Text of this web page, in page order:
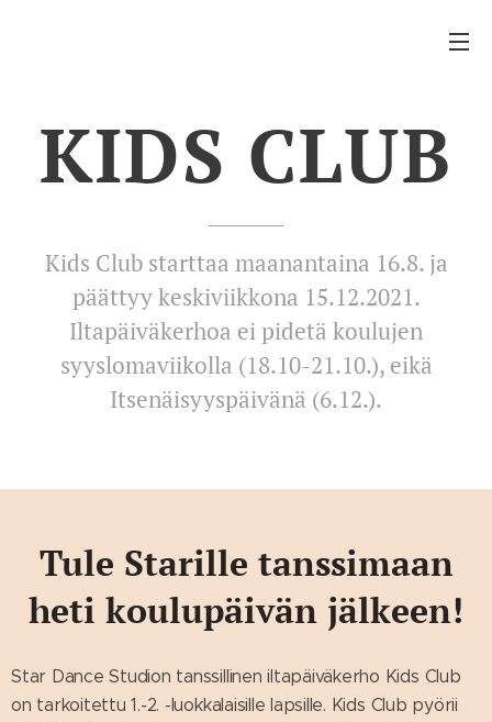
KIDS CLUB
Kids Club starttaa maanantaina 16.8. ja
päättyy keskiviikkona 15.12.2021.
Iltapäiväkerhoa ei pidetä koulujen
syyslomaviikolla (18.10-21.10.), eikä
Itsenäisyyspäivänä (6.12.).
Tule Starille tanssimaan
heti koulupäivän jälkeen!
Star Dance Studion tanssillinen iltapäiväkerho Kids Club
on tarkoitettu 1.-2. -luokkalaisille lapsille. Kids Club pyörii